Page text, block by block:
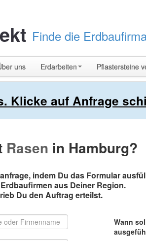
Finde die
uns Erdarbeiten Pflastersteine
Klicke auf Anfrage
Rasen in Hamburg?
indem Du das Formular
aus Deiner Region.
Du den Auftrag erteilst.
Wann